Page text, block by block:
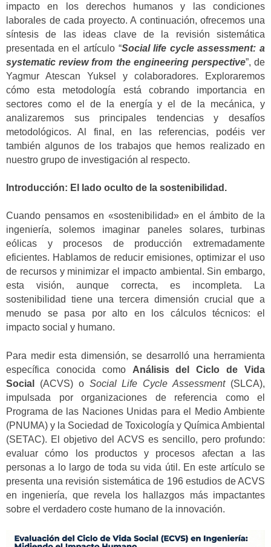
impacto en los derechos humanos y las condiciones
laborales de cada proyecto. A continuación, ofrecemos una
síntesis de las ideas clave de la revisión sistemática
presentada en el artículo “Social life cycle assessment: a
systematic review from the engineering perspective”, de
Yagmur Atescan Yuksel y colaboradores. Exploraremos
cómo esta metodología está cobrando importancia en
sectores como el de la energía y el de la mecánica, y
analizaremos sus principales tendencias y desafíos
metodológicos. Al final, en las referencias, podéis ver
también algunos de los trabajos que hemos realizado en
nuestro grupo de investigación al respecto.
Introducción: El lado oculto de la sostenibilidad.
Cuando pensamos en «sostenibilidad» en el ámbito de la
ingeniería, solemos imaginar paneles solares, turbinas
eólicas y procesos de producción extremadamente
eficientes. Hablamos de reducir emisiones, optimizar el uso
de recursos y minimizar el impacto ambiental. Sin embargo,
esta visión, aunque correcta, es incompleta. La
sostenibilidad tiene una tercera dimensión crucial que a
menudo se pasa por alto en los cálculos técnicos: el
impacto social y humano.
Para medir esta dimensión, se desarrolló una herramienta
específica conocida como Análisis del Ciclo de Vida
Social
(ACVS) o Social Life Cycle Assessment(SLCA),
impulsada por organizaciones de referencia como el
Programa de las Naciones Unidas para el Medio Ambiente
(PNUMA) y la Sociedad de Toxicología y Química Ambiental
(SETAC). El objetivo del ACVS es sencillo, pero profundo:
evaluar cómo los productos y procesos afectan a las
personas a lo largo de toda su vida útil. En este artículo se
presenta una revisión sistemática de 196 estudios de ACVS
en ingeniería, que revela los hallazgos más impactantes
sobre el verdadero coste humano de la innovación.